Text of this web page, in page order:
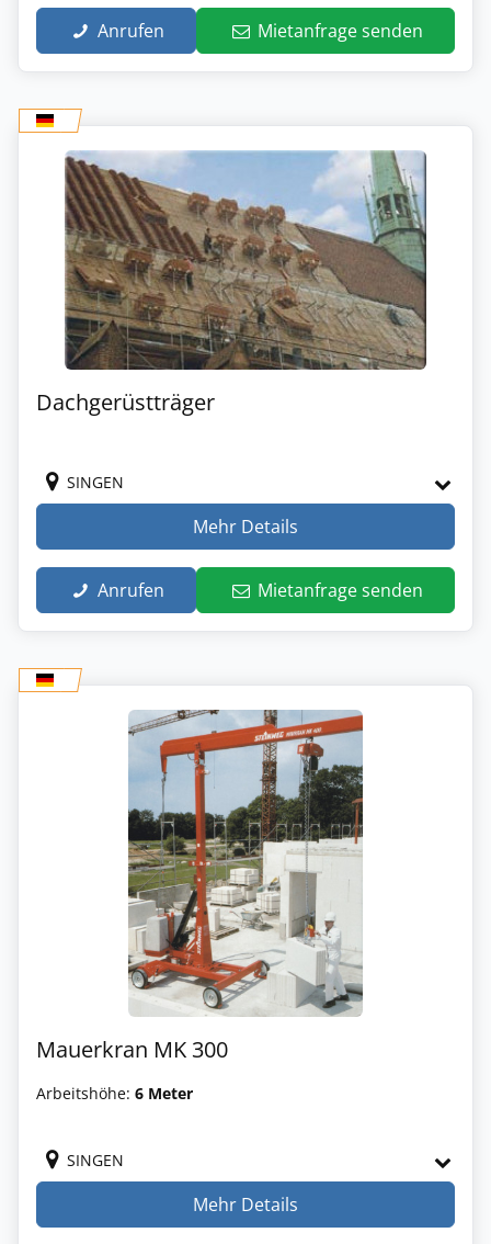
Anrufen Mietanfrage senden
Dachgerüstträger
SINGEN
Mehr Details
Anrufen Mietanfrage senden
Mauerkran MK 300
Arbeitshöhe: 6 Meter
SINGEN
Mehr Details